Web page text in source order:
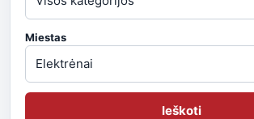
Miestas
Ieškoti